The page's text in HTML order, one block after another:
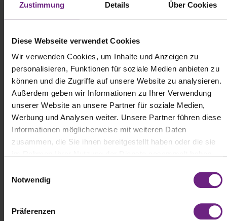
Zustimmung Details Über Cookies
Diese Webseite verwendet Cookies
Wir verwenden Cookies, um Inhalte und Anzeigen zu
personalisieren, Funktionen für soziale Medien anbieten zu
können und die Zugriffe auf unsere Website zu analysieren.
Außerdem geben wir Informationen zu Ihrer Verwendung
unserer Website an unsere Partner für soziale Medien,
Werbung und Analysen weiter. Unsere Partner führen diese
Informationen möglicherweise mit weiteren Daten
zusammen, die Sie ihnen bereitgestellt haben oder die sie
Notwendig
Präferenzen
Die IAA TRANSPORTATION zeigt Innovation nicht isoliert, sondern
entlang der gesamten Wertschöpfungs- und Lieferkette – vom